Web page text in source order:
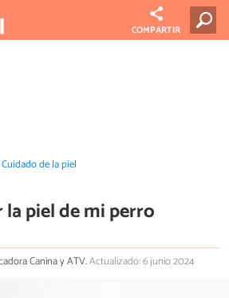
COMPARTIR
Cuidado de la piel
piel de mi perro
Canina y ATV.Actualizado: 6 junio 2024